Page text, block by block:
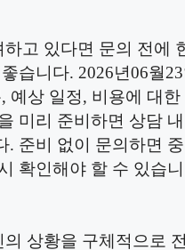
고 있다면 문의 전에
습니다. 2026년06월
예상 일정, 비용에 대한
미리 준비하면 상담
. 준비 없이 문의하면
확인해야 할 수 있습
상황을 구체적으로